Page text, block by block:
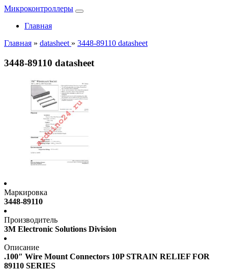
Микроконтроллеры
Главная
Главная » datasheet » 3448-89110 datasheet
3448-89110 datasheet
Маркировка
3448-89110
Производитель
3M Electronic Solutions Division
Описание
.100″ Wire Mount Connectors 10P STRAIN RELIEF FOR
89110 SERIES